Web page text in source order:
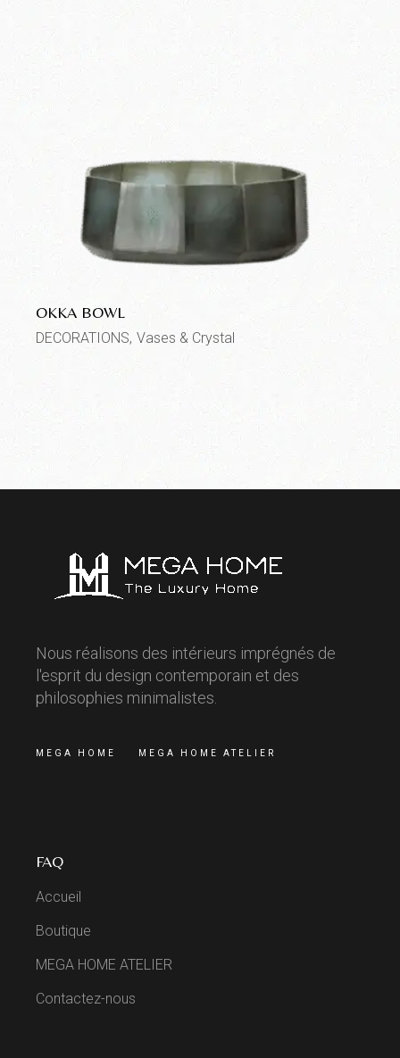
OKKA BOWL
DECORATIONS Vases & Crystal
Nous réalisons des intérieurs imprégnés de
l'esprit du design contemporain et des
philosophies minimalistes.
MEGA HOME MEGA HOME ATELIER
FAQ
Accueil
Boutique
MEGA HOME ATELIER
Contactez-nous